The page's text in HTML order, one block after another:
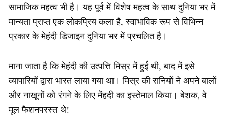
सामाजिक महत्व भी है। यह पूर्व में विशेष महत्व के साथ दुनिया भर में
मान्यता प्राप्त एक लोकप्रिय कला है, स्वाभाविक रूप से विभिन्न
प्रकार के मेहंदी डिजाइन दुनिया भर में प्रचलित है।
माना जाता है कि मेहंदी की उत्पत्ति मिस्र में हुई थी, बाद में इसे
व्यापारियों द्वारा भारत लाया गया था। मिस्र की रानियों ने अपने बालों
और नाखूनों को रंगने के लिए मेंहदी का इस्तेमाल किया। बेशक, वे
मूल फैशनपरस्त थे!